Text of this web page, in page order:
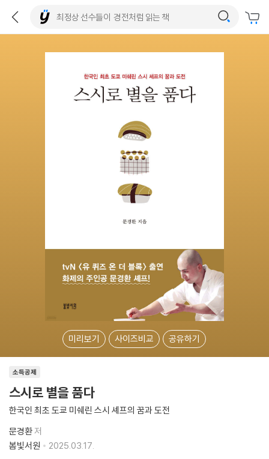
미리보기 사이즈비교 공유하기
소득공제
스시로 별을 품다
한국인 최초 도쿄 미쉐린 스시 셰프의 꿈과 도전
문경환저
봄빛서원
2025.03.17.